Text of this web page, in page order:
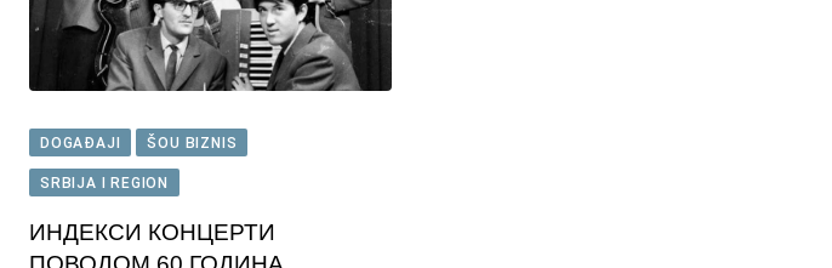
DOGAĐAJI ŠOU BIZNIS
SRBIJA I REGION
ИНДЕКСИ КОНЦЕРТИ